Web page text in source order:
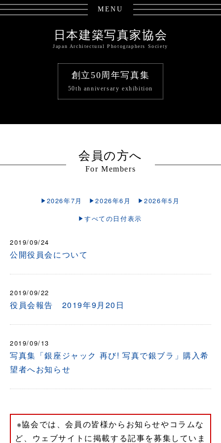
MENU
日本建築写真家協会
Japan Architectural Photographers Society
創立50周年写真集
50th anniversary exhibition
会員の方へ
For Members
2026年7月 2026年6月
2026年5月
すべての日付表示
2019/09/24
公開役員会について
2019/09/22
役員会報告 2019年9月20日
2019/09/13
写真集「銀座ジャック 再び! 写真で銀ブラ」購入希
望者へお知らせ
※協会では、会員の皆様からお知らせやコラムな
ど、ウェブサイトに掲載する記事を募集していま